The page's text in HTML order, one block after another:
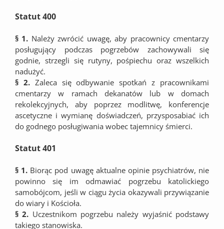
Statut 400
§ 1. Należy zwrócić uwagę, aby pracownicy cmentarzy
posługujący podczas pogrzebów zachowywali się
godnie, strzegli się rutyny, pośpiechu oraz wszelkich
nadużyć.
§ 2.Zaleca się odbywanie spotkań z pracownikami
cmentarzy w ramach dekanatów lub w domach
rekolekcyjnych, aby poprzez modlitwę, konferencje
ascetyczne i wymianę doświadczeń, przysposabiać ich
do godnego posługiwania wobec tajemnicy śmierci.
Statut 401
§ 1. Biorąc pod uwagę aktualne opinie psychiatrów, nie
powinno się im odmawiać pogrzebu katolickiego
samobójcom, jeśli w ciągu życia okazywali przywiązanie
do wiary i Kościoła.
§ 2. Uczestnikom pogrzebu należy wyjaśnić podstawy
takiego stanowiska.